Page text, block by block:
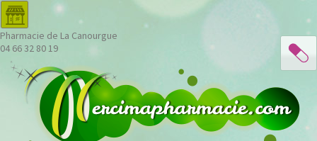
Pharmacie de La Canourgue
04 66 32 80 19